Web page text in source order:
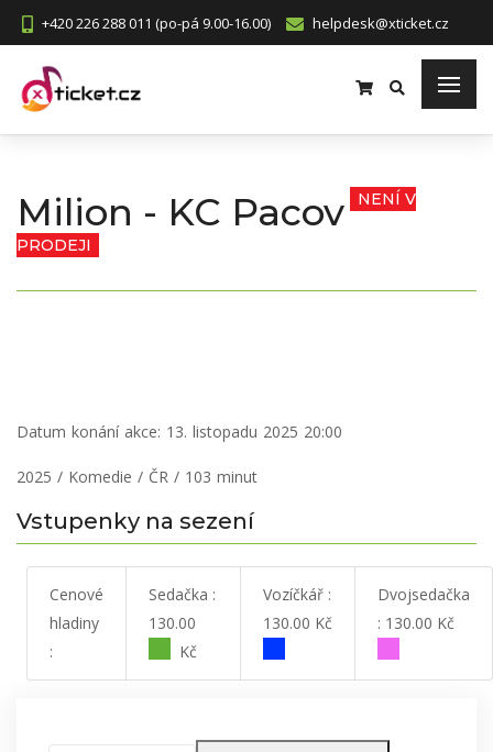
+420 226 288 011 (po-pá 9.00-16.00) helpdesk@xticket.cz
Milion - KC Pacov NENÍ V
PRODEJI
Datum konání akce: 13. listopadu 2025 20:00
2025 / Komedie / ČR / 103 minut
Vstupenky na sezení
Cenové
hladiny
:
Sedačka :
130.00
Kč
Vozíčkář :
130.00 Kč
Dvojsedačka
: 130.00 Kč